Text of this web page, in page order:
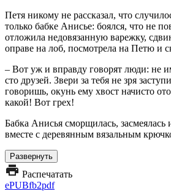
Петя никому не рассказал, что
только бабке Анисье: боялся, что не
отложила недовязанную варежку,
оправе на лоб, посмотрела на Петю и
– Вот уж и вправду говорят люди: не
сто друзей. Звери за тебя не зря
говоришь, окунь ему хвост начисто
какой! Вот грех!
Бабка Анисья сморщилась, засмеялась
вместе с деревянным вязальным
Развернуть
Распечатать
ePUBfb2pdf